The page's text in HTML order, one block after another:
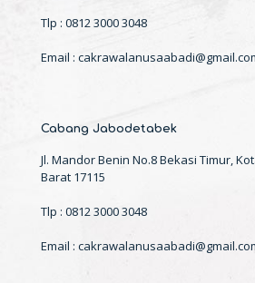
Tlp : 0812 3000 3048
Email :
Cabang Jabodetabek
Jl. Mandor Benin No.8 Bekasi Timur,
Barat 17115
Tlp : 0812 3000 3048
Email :